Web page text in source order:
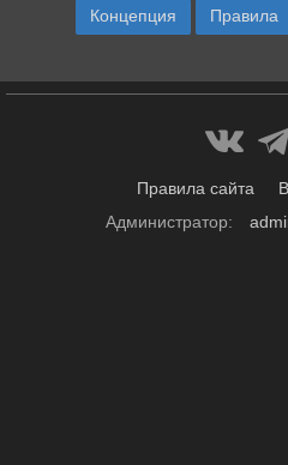
Концепция Правила
Правила сайта
Администратор: